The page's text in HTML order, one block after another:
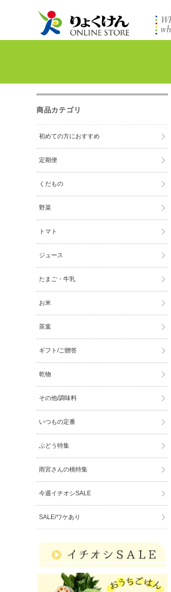
商品カテゴリ
初めての方におすすめ
定期便
くだもの
野菜
トマト
ジュース
たまご・牛乳
お米
茶葉
ギフト/ご贈答
乾物
その他/調味料
いつもの定番
ぶどう特集
雨宮さんの桃特集
今週イチオシSALE
SALE/ワケあり